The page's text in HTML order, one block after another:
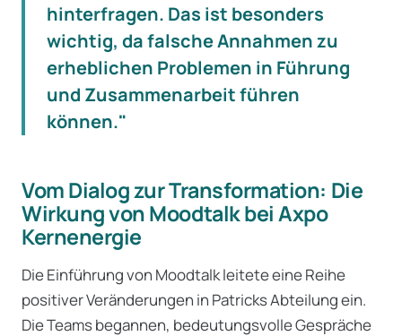
hinterfragen. Das ist besonders
wichtig, da falsche Annahmen zu
erheblichen Problemen in Führung
und Zusammenarbeit führen
können."
Vom Dialog zur Transformation: Die
Wirkung von Moodtalk bei Axpo
Kernenergie
Die Einführung von Moodtalk leitete eine Reihe
positiver Veränderungen in Patricks Abteilung ein.
Die Teams begannen, bedeutungsvolle Gespräche